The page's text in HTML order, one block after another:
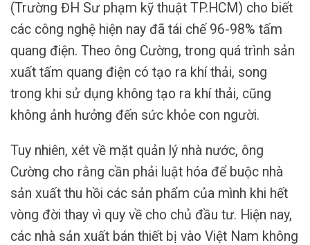
(Trường ĐH Sư phạm kỹ thuật TP.HCM) cho biết
các công nghệ hiện nay đã tái chế 96-98% tấm
quang điện. Theo ông Cường, trong quá trình sản
xuất tấm quang điện có tạo ra khí thải, song
trong khi sử dụng không tạo ra khí thải, cũng
không ảnh hưởng đến sức khỏe con người.
Tuy nhiên, xét về mặt quản lý nhà nước, ông
Cường cho rằng cần phải luật hóa để buộc nhà
sản xuất thu hồi các sản phẩm của mình khi hết
vòng đời thay vì quy về cho chủ đầu tư. Hiện nay,
các nhà sản xuất bán thiết bị vào Việt Nam không